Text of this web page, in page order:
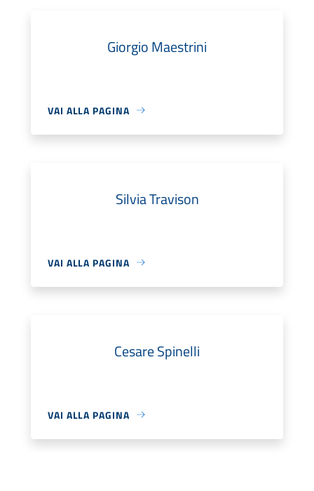
Giorgio Maestrini
VAI ALLA PAGINA
Silvia Travison
VAI ALLA PAGINA
Cesare Spinelli
VAI ALLA PAGINA